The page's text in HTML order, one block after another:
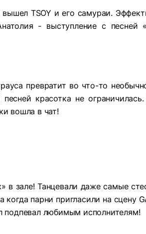
TSOY и его самураи.
- выступление с песней
превратит во что-то
красотка не
вошла в чат!
в зале! Танцевали даже самые
парни пригласили на сцену
подпевал любимым исполнителям!